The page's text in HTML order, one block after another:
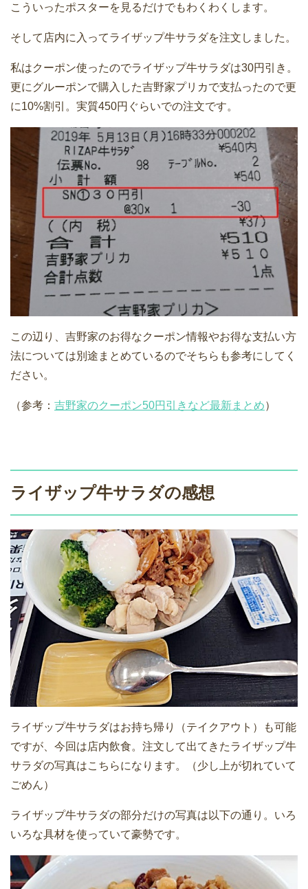
こういったポスターを見るだけでもわくわくします。
そして店内に入ってライザップ牛サラダを注文しました。
私はクーポン使ったのでライザップ牛サラダは30円引き。
更にグルーポンで購入した吉野家プリカで支払ったので更
に10%割引。実質450円ぐらいでの注文です。
この辺り、吉野家のお得なクーポン情報やお得な支払い方
法については別途まとめているのでそちらも参考にしてく
ださい。
（参考： 吉野家のクーポン50円引きなど最新まとめ）
ライザップ牛サラダの感想
ライザップ牛サラダはお持ち帰り（テイクアウト）も可能
ですが、今回は店内飲食。注文して出てきたライザップ牛
サラダの写真はこちらになります。（少し上が切れていて
ごめん）
ライザップ牛サラダの部分だけの写真は以下の通り。いろ
いろな具材を使っていて豪勢です。